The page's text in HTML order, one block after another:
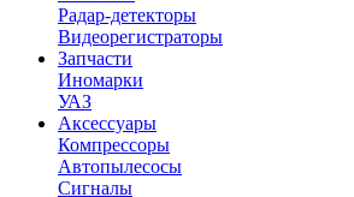
Радар-детекторы
Видеорегистраторы
Запчасти
Иномарки
УАЗ
Аксесcуары
Компрессоры
Автопылесосы
Сигналы